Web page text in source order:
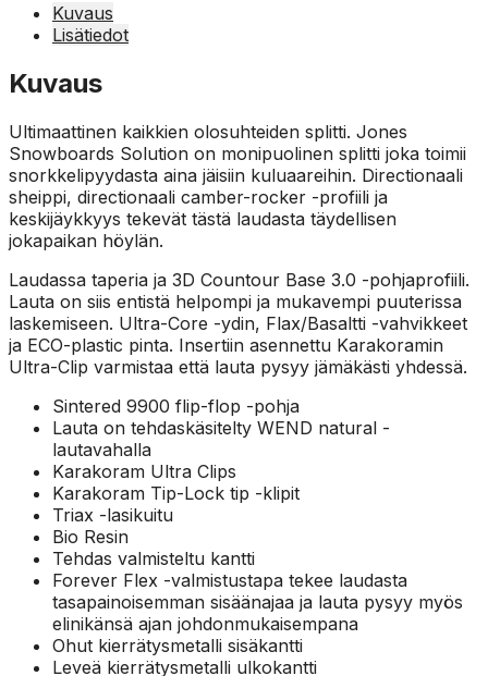
Kuvaus
Lisätiedot
Kuvaus
Ultimaattinen kaikkien olosuhteiden splitti. Jones
Snowboards Solution on monipuolinen splitti joka toimii
snorkkelipyydasta aina jäisiin kuluaareihin. Directionaali
sheippi, directionaali camber-rocker -profiili ja
keskijäykkyys tekevät tästä laudasta täydellisen
jokapaikan höylän.
Laudassa taperia ja 3D Countour Base 3.0 -pohjaprofiili.
Lauta on siis entistä helpompi ja mukavempi puuterissa
laskemiseen. Ultra-Core -ydin, Flax/Basaltti -vahvikkeet
ja ECO-plastic pinta. Insertiin asennettu Karakoramin
Ultra-Clip varmistaa että lauta pysyy jämäkästi yhdessä.
Sintered 9900 flip-flop -pohja
Lauta on tehdaskäsitelty WEND natural -
lautavahalla
Karakoram Ultra Clips
Karakoram Tip-Lock tip -klipit
Triax -lasikuitu
Bio Resin
Tehdas valmisteltu kantti
Forever Flex -valmistustapa tekee laudasta
tasapainoisemman sisäänajaa ja lauta pysyy myös
elinikänsä ajan johdonmukaisempana
Ohut kierrätysmetalli sisäkantti
Leveä kierrätysmetalli ulkokantti